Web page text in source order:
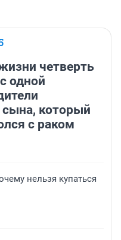
четверть
одной
сына, который
с раком
нельзя купаться